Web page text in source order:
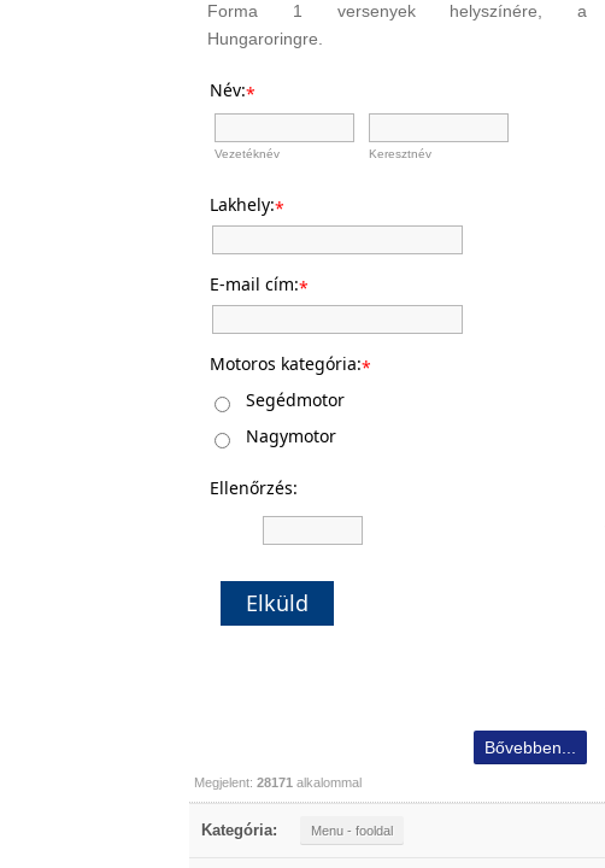
Forma 1 versenyek helyszínére, a
Hungaroringre.
Név:*
Vezetéknév Keresztnév
Lakhely:*
E-mail cím:*
Motoros kategória:*
Segédmotor
Nagymotor
Ellenőrzés:
Elküld
Bővebben...
Megjelent: 28171 alkalommal
Kategória: Menu - fooldal